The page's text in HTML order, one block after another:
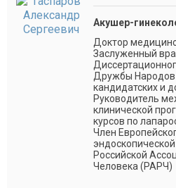
Акушер-
Доктор
Заслуженный
Дружбы
кандидатских и
Руководитель
клинической
курсов по
Член
Российской
Человека (РАРЧ)